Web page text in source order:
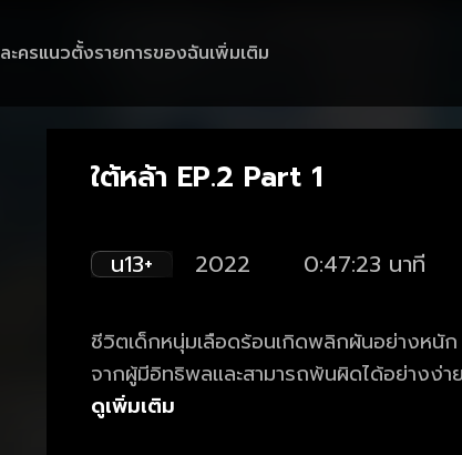
ละครแนวตั้งรายการของฉันเพิ่มเติม
ใต้หล้า EP.2 Part 1
น13+ 2022 0:47:23 นาที
ชีวิตเด็กหนุ่มเลือดร้อนเกิดพลิกผันอย่างหนั
จากผู้มีอิทธิพลและสามารถพ้นผิดได้อย่างง่
ได้พบกับบุคคลปริศนาที่ได้มอบชีวิตให้ใหม่ เ
ดูเพิ่มเติม